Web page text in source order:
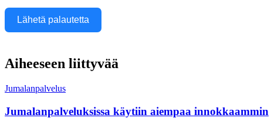
Lähetä palautetta
Aiheeseen liittyvää
Jumalanpalvelus
Jumalanpalveluksissa käytiin aiempaa innokkaammin